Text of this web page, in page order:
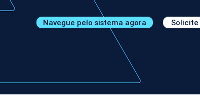
Navegue pelo sistema agora